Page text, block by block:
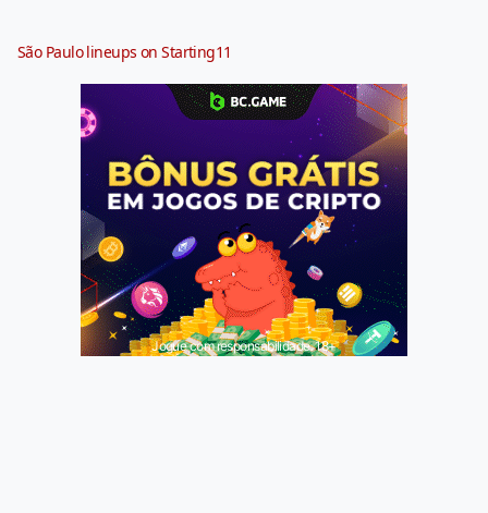
São Paulo lineups on Starting11
Jogue com responsabilidade. 18+